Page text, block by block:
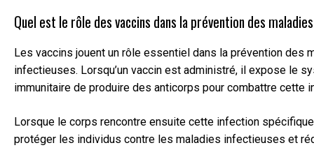
Quel est le rôle des vaccins dans la prévention des
Les vaccins jouent un rôle essentiel dans la prévention
infectieuses. Lorsqu’un vaccin est administré, il expose le
immunitaire de produire des anticorps pour combattre cette
Lorsque le corps rencontre ensuite cette infection
protéger les individus contre les maladies infectieuses et